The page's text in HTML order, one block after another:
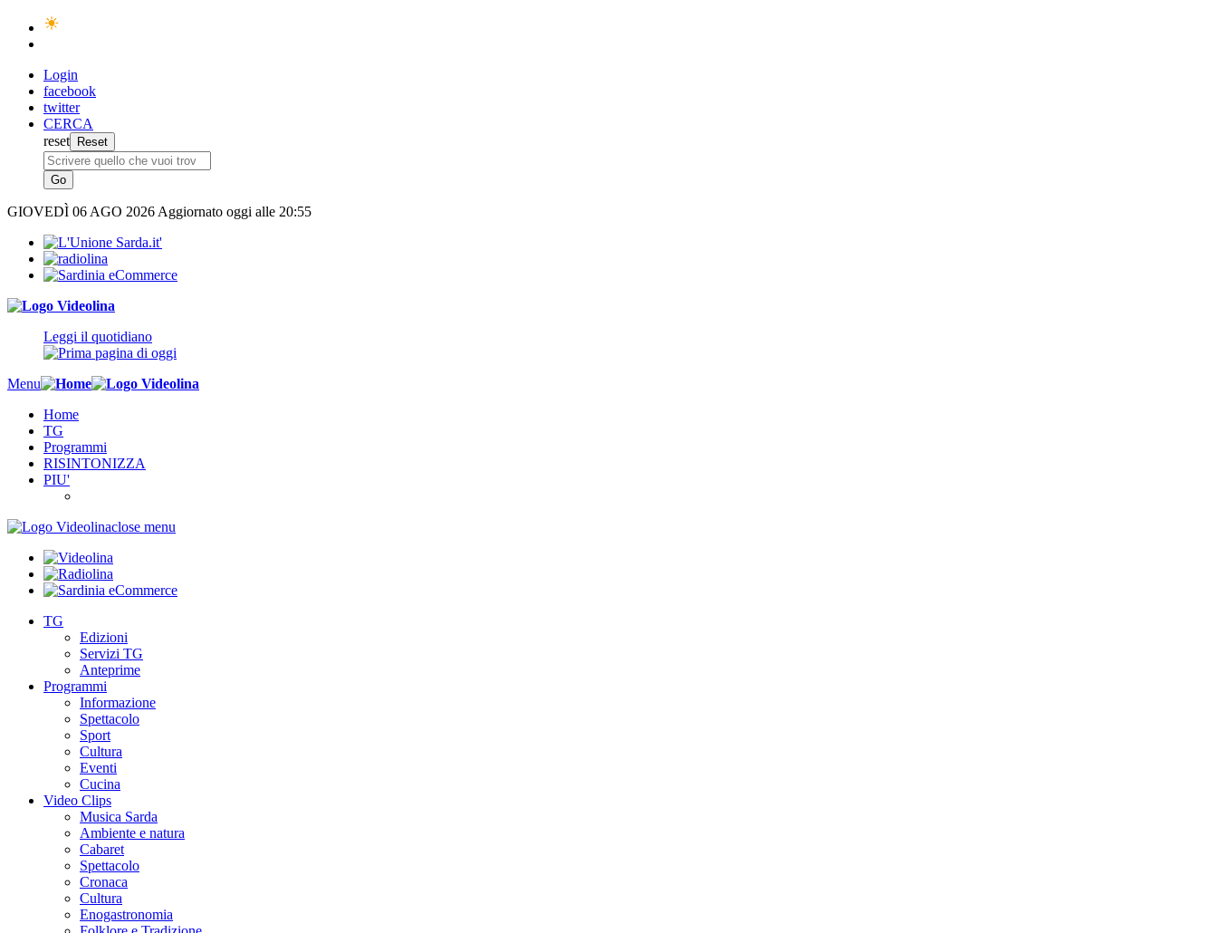
Login
facebook
twitter
CERCA
reset
GIOVEDÌ 06 AGO 2026 Aggiornato oggi alle 20:55
Leggi il quotidiano
Menu
Home
TG
Programmi
RISINTONIZZA
PIU'
close menu
TG
Edizioni
Servizi TG
Anteprime
Programmi
Informazione
Spettacolo
Sport
Cultura
Eventi
Cucina
Video Clips
Musica Sarda
Ambiente e natura
Cabaret
Spettacolo
Cronaca
Cultura
Enogastronomia